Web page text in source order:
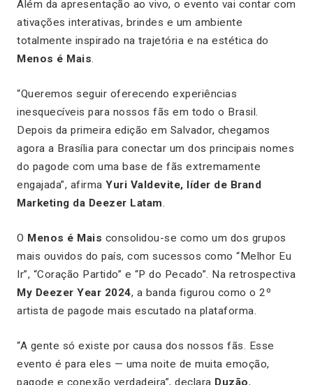
Além da apresentação ao vivo, o evento vai contar com
ativações interativas, brindes e um ambiente
totalmente inspirado na trajetória e na estética do
Menos é Mais.
“Queremos seguir oferecendo experiências
inesquecíveis para nossos fãs em todo o Brasil.
Depois da primeira edição em Salvador, chegamos
agora a Brasília para conectar um dos principais nomes
do pagode com uma base de fãs extremamente
engajada”, afirma Yuri Valdevite, líder de Brand
Marketing da Deezer Latam.
O Menos é Mais consolidou-se como um dos grupos
mais ouvidos do país, com sucessos como “Melhor Eu
Ir”, “Coração Partido” e “P do Pecado”. Na retrospectiva
My Deezer Year 2024, a banda figurou como o 2º
artista de pagode mais escutado na plataforma.
“A gente só existe por causa dos nossos fãs. Esse
evento é para eles — uma noite de muita emoção,
pagode e conexão verdadeira”, declara Duzão,